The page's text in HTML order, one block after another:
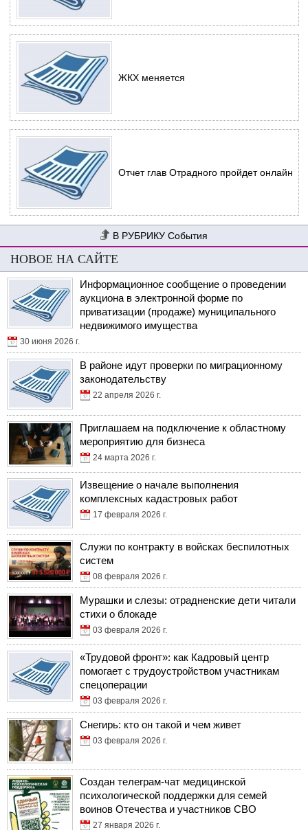
ЖКХ меняется
Отчет глав Отрадного пройдет онлайн
События
НОВОЕ НА САЙТЕ
Информационное сообщение о проведении
аукциона в электронной форме по
приватизации (продаже) муниципального
недвижимого имущества
30 июня 2026 г.
В районе идут проверки по миграционному
законодательству
22 апреля 2026 г.
Приглашаем на подключение к областному
мероприятию для бизнеса
24 марта 2026 г.
Извещение о начале выполнения
комплексных кадастровых работ
17 февраля 2026 г.
Служи по контракту в войсках беспилотных
систем
08 февраля 2026 г.
Мурашки и слезы: отрадненские дети читали
стихи о блокаде
03 февраля 2026 г.
«Трудовой фронт»: как Кадровый центр
помогает с трудоустройством участникам
спецоперации
03 февраля 2026 г.
Снегирь: кто он такой и чем живет
03 февраля 2026 г.
Создан телеграм-чат медицинской
психологической поддержки для семей
воинов Отечества и участников СВО
27 января 2026 г.